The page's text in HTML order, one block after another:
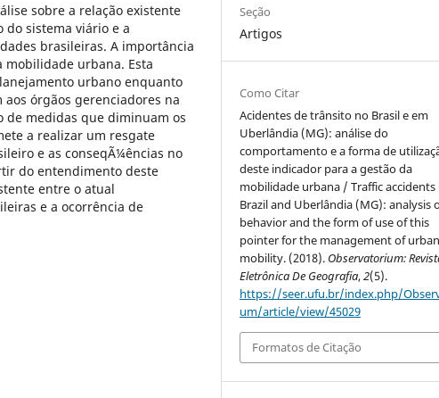
sobre a relação existente
sistema viário e a
brasileiras. A importância
mobilidade urbana. Esta
urbano enquanto
órgãos gerenciadores na
de medidas que diminuam os
a realizar um resgate
e as conseqÃ¼ências no
do entendimento deste
entre o atual
e a ocorrência de
Seção
Artigos
Como Citar
Acidentes de trânsito no Brasil e em
Uberlândia (MG): análise do
comportamento e a forma de
deste indicador para a gestão da
mobilidade urbana / Traffic accidents
Brazil and Uberlândia (MG): analysis
behavior and the form of use of this
pointer for the management of urban
mobility. (2018). Observatorium:
Eletrônica De Geografia,2(5).
https://seer.ufu.br/index.php/
um/article/view/45029
Formatos de Citação